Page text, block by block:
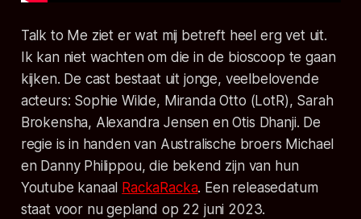
Talk to Me ziet er wat mij betreft heel erg vet uit.
Ik kan niet wachten om die in de bioscoop te gaan
kijken. De cast bestaat uit jonge, veelbelovende
acteurs: Sophie Wilde, Miranda Otto (LotR), Sarah
Brokensha, Alexandra Jensen en Otis Dhanji. De
regie is in handen van Australische broers Michael
en Danny Philippou, die bekend zijn van hun
Youtube kanaal RackaRacka. Een releasedatum
staat voor nu gepland op 22 juni 2023.